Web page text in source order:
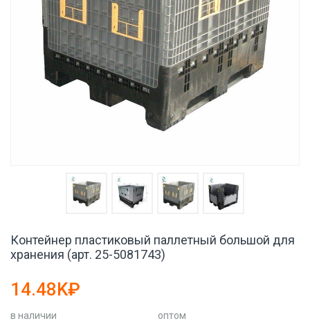
Контейнер пластиковый паллетный большой для
хранения (арт. 25-5081743)
14.48K₽
в наличии
оптом